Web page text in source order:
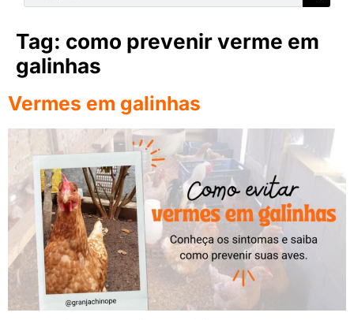
Tag: como prevenir verme em
galinhas
Vermes em galinhas